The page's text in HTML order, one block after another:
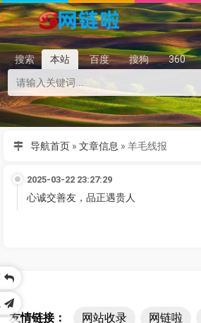
搜索 本站 百度 搜狗 360
导航首页 » 文章信息 » 羊毛线报
2025-03-22 23:27:29
心诚交善友，品正遇贵人
友情链接： 网站收录 网链啦